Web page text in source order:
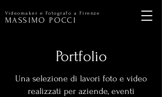
MASSIMO POCCI
Videomaker e Fotografo a Firenze
Portfolio
Una selezione di lavori foto e video
realizzati per aziende, eventi
Servizi